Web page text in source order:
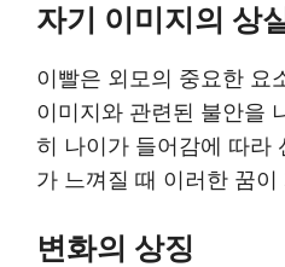
자기 이미지의 상
이빨은 외모의 중요한 요
이미지와 관련된 불안을
히 나이가 들어감에 따라
가 느껴질 때 이러한 꿈
변화의 상징